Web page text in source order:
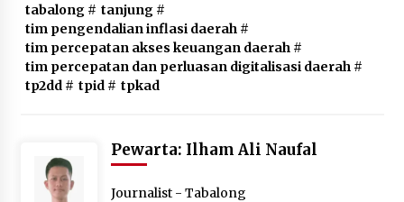
tabalong# tanjung#
tim pengendalian inflasi daerah #
tim percepatan akses keuangan daerah #
tim percepatan dan perluasan digitalisasi daerah #
tp2dd# tpid# tpkad
Pewarta: Ilham Ali Naufal
Journalist - Tabalong